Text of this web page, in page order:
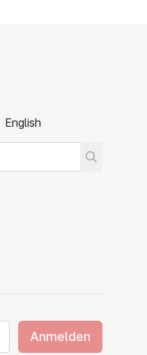
English
Suche
Anmelden